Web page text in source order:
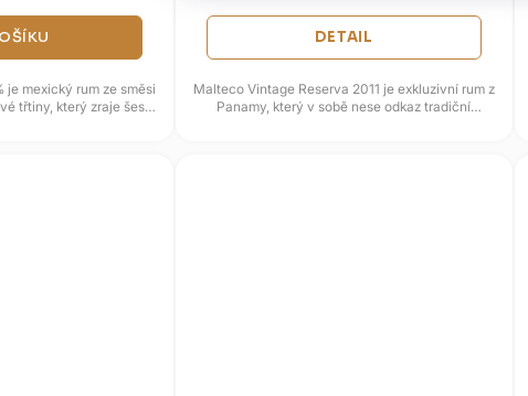
je mexický rum ze směsi
třtiny, který zraje šest
DETAIL
Malteco Vintage Reserva 2011 je exkluzivní rum z
Panamy, který v sobě nese odkaz tradiční